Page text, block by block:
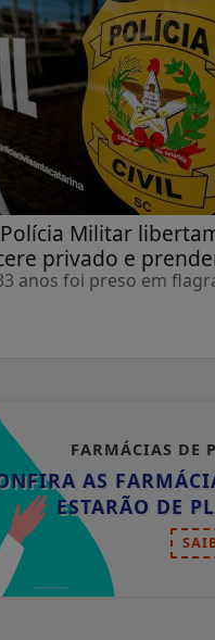
Militar
privado e
anos foi preso em
FARMÁCIAS DE
AS
ESTARÃO DE